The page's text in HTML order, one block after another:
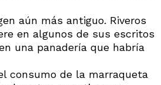
aún más antiguo. Riveros
en algunos de sus escritos
una panadería que habría
consumo de la marraqueta